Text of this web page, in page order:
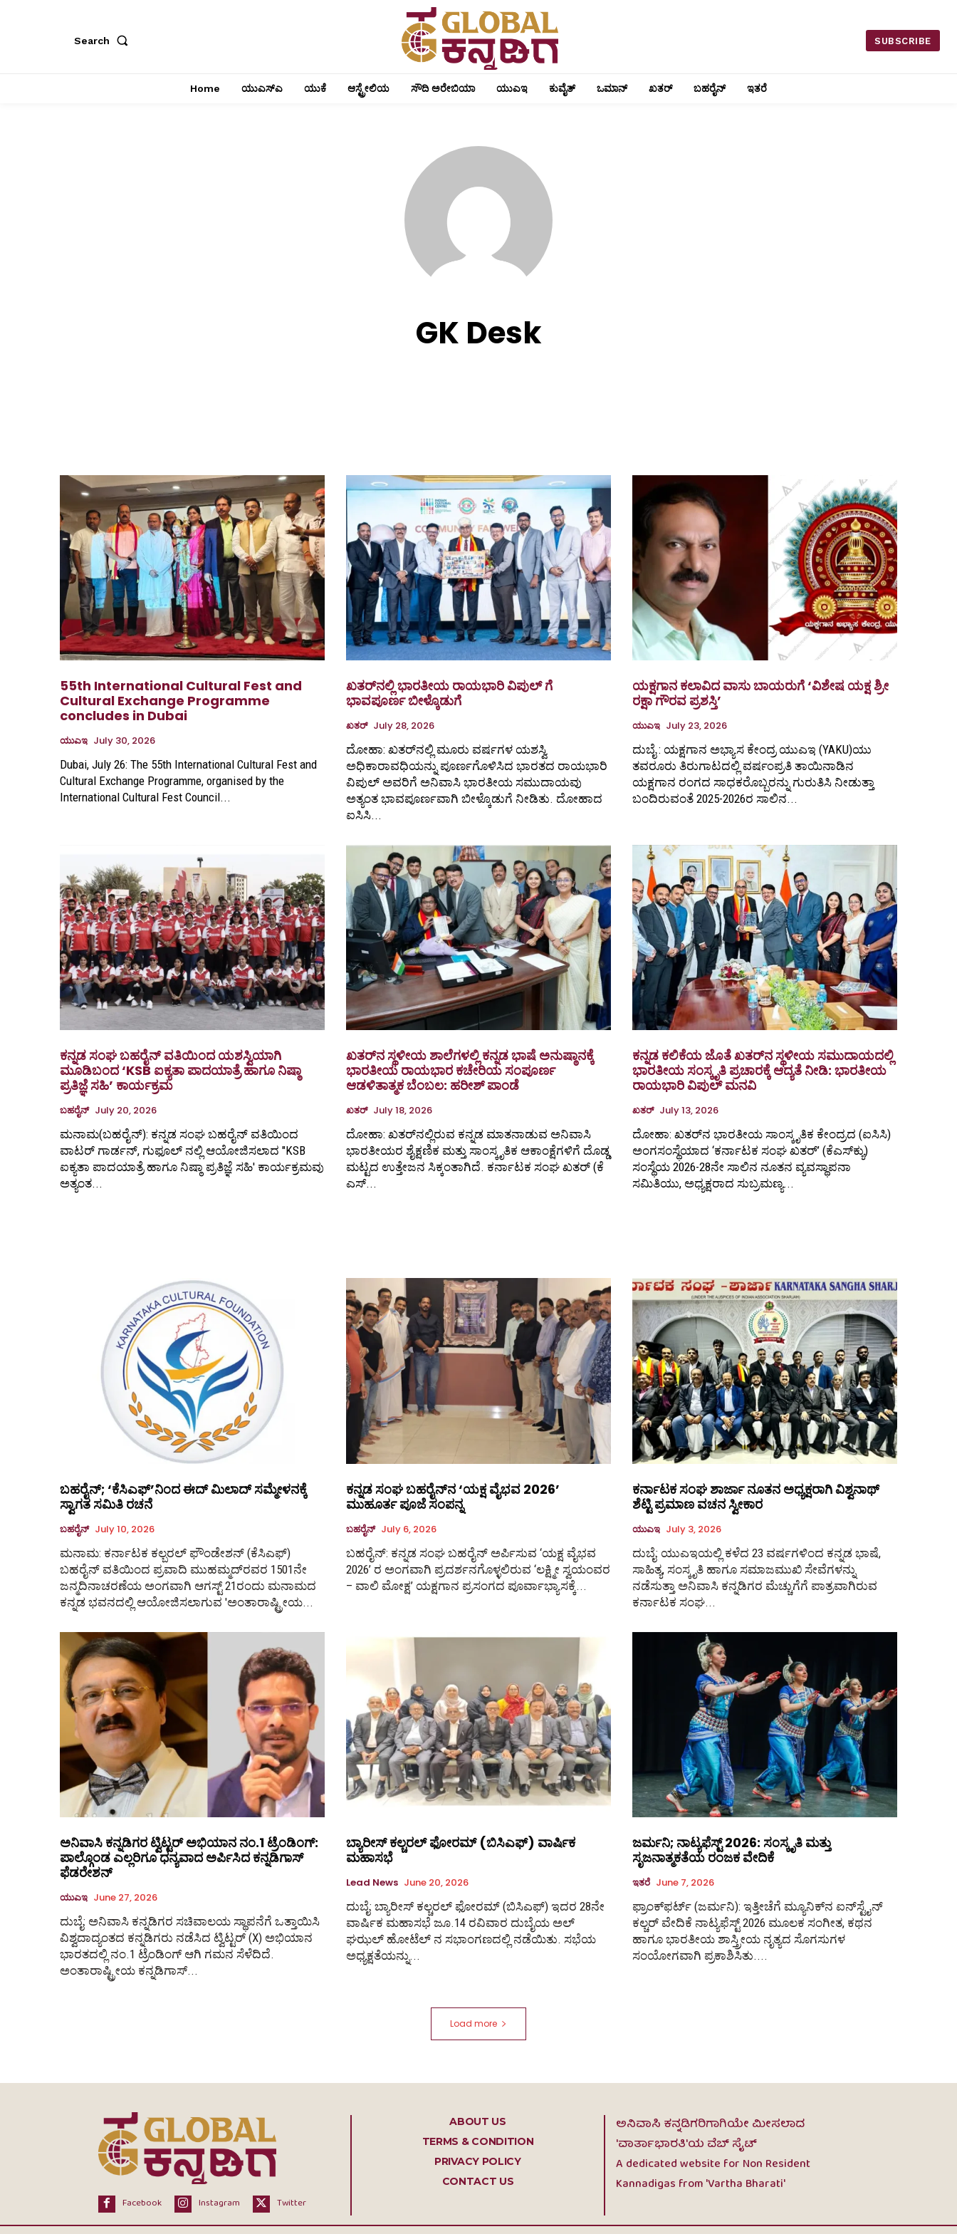
Search SUBSCRIBE
Home ಯುಎಸ್‌ಎ ಯುಕೆ ಆಸ್ಟ್ರೇಲಿಯ ಸೌದಿ ಅರೇಬಿಯಾ ಯುಎಇ ಕುವೈತ್ ಒಮಾನ್ ಖತರ್ ಬಹರೈನ್ ಇತರೆ
GK Desk
55th International Cultural Fest and
Cultural Exchange Programme
concludes in Dubai
ಯುಎಇ July 30, 2026
Dubai, July 26: The 55th International Cultural Fest and
Cultural Exchange Programme, organised by the
International Cultural Fest Council...
ಖತರ್‌ನಲ್ಲಿ ಭಾರತೀಯ ರಾಯಭಾರಿ ವಿಪುಲ್ ಗೆ
ಭಾವಪೂರ್ಣ ಬೀಳ್ಕೊಡುಗೆ
ಖತರ್ July 28, 2026
ದೋಹಾ: ಖತರ್‌ನಲ್ಲಿ ಮೂರು ವರ್ಷಗಳ ಯಶಸ್ವಿ
ಅಧಿಕಾರಾವಧಿಯನ್ನು ಪೂರ್ಣಗೊಳಿಸಿದ ಭಾರತದ ರಾಯಭಾರಿ
ವಿಪುಲ್ ಅವರಿಗೆ ಅನಿವಾಸಿ ಭಾರತೀಯ ಸಮುದಾಯವು
ಅತ್ಯಂತ ಭಾವಪೂರ್ಣವಾಗಿ ಬೀಳ್ಕೊಡುಗೆ ನೀಡಿತು. ದೋಹಾದ
ಐಸಿಸಿ...
ಯಕ್ಷಗಾನ ಕಲಾವಿದ ವಾಸು ಬಾಯರುಗೆ ‘ವಿಶೇಷ ಯಕ್ಷ ಶ್ರೀ
ರಕ್ಷಾ ಗೌರವ ಪ್ರಶಸ್ತಿ’
ಯುಎಇ July 23, 2026
ದುಬೈ : ಯಕ್ಷಗಾನ ಅಭ್ಯಾಸ ಕೇಂದ್ರ ಯುಎಇ (YAKU)ಯು
ತವರೂರು ತಿರುಗಾಟದಲ್ಲಿ ವರ್ಷಂಪ್ರತಿ ತಾಯಿನಾಡಿನ
ಯಕ್ಷಗಾನ ರಂಗದ ಸಾಧಕರೊಬ್ಬರನ್ನು ಗುರುತಿಸಿ ನೀಡುತ್ತಾ
ಬಂದಿರುವಂತೆ 2025-2026ರ ಸಾಲಿನ...
ಕನ್ನಡ ಸಂಘ ಬಹರೈನ್ ವತಿಯಿಂದ ಯಶಸ್ವಿಯಾಗಿ
ಮೂಡಿಬಂದ ‘KSB ಐಕ್ಯತಾ ಪಾದಯಾತ್ರೆ ಹಾಗೂ ನಿಷ್ಠಾ
ಪ್ರತಿಜ್ಞೆ ಸಹಿ’ ಕಾರ್ಯಕ್ರಮ
ಬಹರೈನ್ July 20, 2026
ಮನಾಮ(ಬಹರೈನ್): ಕನ್ನಡ ಸಂಘ ಬಹರೈನ್ ವತಿಯಿಂದ
ವಾಟರ್ ಗಾರ್ಡನ್, ಗುಫೂಲ್ ನಲ್ಲಿ ಆಯೋಜಿಸಲಾದ "KSB
ಐಕ್ಯತಾ ಪಾದಯಾತ್ರೆ ಹಾಗೂ ನಿಷ್ಠಾ ಪ್ರತಿಜ್ಞೆ ಸಹಿ' ಕಾರ್ಯಕ್ರಮವು
ಅತ್ಯಂತ...
ಖತರ್‌ನ ಸ್ಥಳೀಯ ಶಾಲೆಗಳಲ್ಲಿ ಕನ್ನಡ ಭಾಷೆ ಅನುಷ್ಠಾನಕ್ಕೆ
ಭಾರತೀಯ ರಾಯಭಾರ ಕಚೇರಿಯ ಸಂಪೂರ್ಣ
ಆಡಳಿತಾತ್ಮಕ ಬೆಂಬಲ: ಹರೀಶ್ ಪಾಂಡೆ
ಖತರ್ July 18, 2026
ದೋಹಾ: ಖತರ್‌ನಲ್ಲಿರುವ ಕನ್ನಡ ಮಾತನಾಡುವ ಅನಿವಾಸಿ
ಭಾರತೀಯರ ಶೈಕ್ಷಣಿಕ ಮತ್ತು ಸಾಂಸ್ಕೃತಿಕ ಆಕಾಂಕ್ಷೆಗಳಿಗೆ ದೊಡ್ಡ
ಮಟ್ಟದ ಉತ್ತೇಜನ ಸಿಕ್ಕಂತಾಗಿದೆ. ಕರ್ನಾಟಕ ಸಂಘ ಖತರ್‌ (ಕೆ
ಎಸ್...
ಕನ್ನಡ ಕಲಿಕೆಯ ಜೊತೆ ಖತರ್‌ನ ಸ್ಥಳೀಯ ಸಮುದಾಯದಲ್ಲಿ
ಭಾರತೀಯ ಸಂಸ್ಕೃತಿ ಪ್ರಚಾರಕ್ಕೆ ಆದ್ಯತೆ ನೀಡಿ: ಭಾರತೀಯ
ರಾಯಭಾರಿ ವಿಪುಲ್ ಮನವಿ
ಖತರ್ July 13, 2026
ದೋಹಾ: ಖತರ್‌ನ ಭಾರತೀಯ ಸಾಂಸ್ಕೃತಿಕ ಕೇಂದ್ರದ (ಐಸಿಸಿ)
ಅಂಗಸಂಸ್ಥೆಯಾದ ‘ಕರ್ನಾಟಕ ಸಂಘ ಖತರ್‌’ (ಕೆಎಸ್‌ಕ್ಯು)
ಸಂಸ್ಥೆಯ 2026-28ನೇ ಸಾಲಿನ ನೂತನ ವ್ಯವಸ್ಥಾಪನಾ
ಸಮಿತಿಯು, ಅಧ್ಯಕ್ಷರಾದ ಸುಬ್ರಮಣ್ಯ...
ಬಹರೈನ್‌; ‘ಕೆಸಿಎಫ್’ನಿಂದ ಈದ್ ಮಿಲಾದ್ ಸಮ್ಮೇಳನಕ್ಕೆ
ಸ್ವಾಗತ ಸಮಿತಿ ರಚನೆ
ಬಹರೈನ್ July 10, 2026
ಮನಾಮ: ಕರ್ನಾಟಕ ಕಲ್ಬರಲ್ ಫೌಂಡೇಶನ್ (ಕೆಸಿಎಫ್)
ಬಹರೈನ್‌ ವತಿಯಿಂದ ಪ್ರವಾದಿ ಮುಹಮ್ಮದ್‌ರವರ 1501ನೇ
ಜನ್ಮದಿನಾಚರಣೆಯ ಅಂಗವಾಗಿ ಆಗಸ್ಟ್ 21ರಂದು ಮನಾಮದ
ಕನ್ನಡ ಭವನದಲ್ಲಿ ಆಯೋಜಿಸಲಾಗುವ 'ಅಂತಾರಾಷ್ಟ್ರೀಯ...
ಕನ್ನಡ ಸಂಘ ಬಹರೈನ್‌ನ ‘ಯಕ್ಷ ವೈಭವ 2026’
ಮುಹೂರ್ತ ಪೂಜೆ ಸಂಪನ್ನ
ಬಹರೈನ್ July 6, 2026
ಬಹರೈನ್‌: ಕನ್ನಡ ಸಂಘ ಬಹರೈನ್ ಅರ್ಪಿಸುವ ‘ಯಕ್ಷ ವೈಭವ
2026’ ರ ಅಂಗವಾಗಿ ಪ್ರದರ್ಶನಗೊಳ್ಳಲಿರುವ ‘ಲಕ್ಷ್ಮೀ ಸ್ವಯಂವರ
– ವಾಲಿ ಮೋಕ್ಷ’ ಯಕ್ಷಗಾನ ಪ್ರಸಂಗದ ಪೂರ್ವಾಭ್ಯಾಸಕ್ಕೆ...
ಕರ್ನಾಟಕ ಸಂಘ ಶಾರ್ಜಾ ನೂತನ ಅಧ್ಯಕ್ಷರಾಗಿ ವಿಶ್ವನಾಥ್
ಶೆಟ್ಟಿ ಪ್ರಮಾಣ ವಚನ ಸ್ವೀಕಾರ
ಯುಎಇ July 3, 2026
ದುಬೈ: ಯುಎಇಯಲ್ಲಿ ಕಳೆದ 23 ವರ್ಷಗಳಿಂದ ಕನ್ನಡ ಭಾಷೆ,
ಸಾಹಿತ್ಯ, ಸಂಸ್ಕೃತಿ ಹಾಗೂ ಸಮಾಜಮುಖಿ ಸೇವೆಗಳನ್ನು
ನಡೆಸುತ್ತಾ ಅನಿವಾಸಿ ಕನ್ನಡಿಗರ ಮೆಚ್ಚುಗೆಗೆ ಪಾತ್ರವಾಗಿರುವ
ಕರ್ನಾಟಕ ಸಂಘ...
ಅನಿವಾಸಿ ಕನ್ನಡಿಗರ ಟ್ವಿಟ್ಟರ್ ಅಭಿಯಾನ ನಂ.1 ಟ್ರೆಂಡಿಂಗ್:
ಪಾಲ್ಗೊಂಡ ಎಲ್ಲರಿಗೂ ಧನ್ಯವಾದ ಅರ್ಪಿಸಿದ ಕನ್ನಡಿಗಾಸ್
ಫೆಡರೇಶನ್
ಯುಎಇ June 27, 2026
ದುಬೈ: ಅನಿವಾಸಿ ಕನ್ನಡಿಗರ ಸಚಿವಾಲಯ ಸ್ಥಾಪನೆಗೆ ಒತ್ತಾಯಿಸಿ
ವಿಶ್ವದಾದ್ಯಂತದ ಕನ್ನಡಿಗರು ನಡೆಸಿದ ಟ್ವಿಟ್ಟರ್ (X) ಅಭಿಯಾನ
ಭಾರತದಲ್ಲಿ ನಂ.1 ಟ್ರೆಂಡಿಂಗ್ ಆಗಿ ಗಮನ ಸೆಳೆದಿದೆ.
ಅಂತಾರಾಷ್ಟ್ರೀಯ ಕನ್ನಡಿಗಾಸ್...
ಬ್ಯಾರೀಸ್ ಕಲ್ಚರಲ್ ಫೋರಮ್ (ಬಿಸಿಎಫ್) ವಾರ್ಷಿಕ
ಮಹಾಸಭೆ
Lead News June 20, 2026
ದುಬೈ: ಬ್ಯಾರೀಸ್ ಕಲ್ಚರಲ್ ಫೋರಮ್ (ಬಿಸಿಎಫ್) ಇದರ 28ನೇ
ವಾರ್ಷಿಕ ಮಹಾಸಭೆ ಜೂ.14 ರವಿವಾರ ದುಬೈಯ ಅಲ್
ಘಝಲ್ ಹೋಟೆಲ್ ನ ಸಭಾಂಗಣದಲ್ಲಿ ನಡೆಯಿತು. ಸಭೆಯ
ಅಧ್ಯಕ್ಷತೆಯನ್ನು...
ಜರ್ಮನಿ; ನಾಟ್ಯಫೆಸ್ಟ್ 2026: ಸಂಸ್ಕೃತಿ ಮತ್ತು
ಸೃಜನಾತ್ಮಕತೆಯ ರಂಜಕ ವೇದಿಕೆ
ಇತರೆ June 7, 2026
ಫ್ರಾಂಕ್‌ಫರ್ಟ್‌ (ಜರ್ಮನಿ): ಇತ್ತೀಚೆಗೆ ಮ್ಯೂನಿಕ್‌ನ ಐನ್‌ಸ್ಟೈನ್
ಕಲ್ಚರ್ ವೇದಿಕೆ ನಾಟ್ಯಫೆಸ್ಟ್ 2026 ಮೂಲಕ ಸಂಗೀತ, ಕಥನ
ಹಾಗೂ ಭಾರತೀಯ ಶಾಸ್ತ್ರೀಯ ನೃತ್ಯದ ಸೊಗಸುಗಳ
ಸಂಯೋಗವಾಗಿ ಪ್ರಕಾಶಿಸಿತು....
Load more
Facebook Instagram Twitter
ABOUT US
TERMS & CONDITION
PRIVACY POLICY
CONTACT US
ಅನಿವಾಸಿ ಕನ್ನಡಿಗರಿಗಾಗಿಯೇ ಮೀಸಲಾದ
'ವಾರ್ತಾಭಾರತಿ'ಯ ವೆಬ್ ಸೈಟ್
A dedicated website for Non Resident
Kannadigas from 'Vartha Bharati'